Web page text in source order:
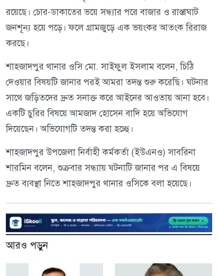
রয়েছে। চোর-ডাকাতের ভয়ে সন্ধ্যার পরে বাজার ও রাস্তাঘাট
জনশূন্য হয়ে পড়ে। ফলে গ্রামজুড়ে এক ভয়ংকর আতংক রিরাজ
করছে।
শাহজাদপুর থানার ওসি মো. সাইফুল ইসলাম বলেন, চিঠি
দেওয়ার বিষয়টি জানার পরই আমরা তদন্ত শুরু করেছি। ঘটনার
সাথে জড়িতদের দ্রুত সনাক্ত করে আইনের আওতায় আনা হবে।
একটি চুরির বিষয়ে আমজাদ হোসেন বাদি হয়ে অভিযোগ
দিয়েছেন। অভিযোগটি তদন্ত করা হচ্ছে।
শাহজাদপুর উপজেলা নির্বাহী কর্মকর্তা (ইউএনও) সাবরিনা
শারমিন বলেন, শুক্রবার সন্ধ্যায় ঘটনাটি জানার পর এ বিষয়ে
দ্রুত ব্যবস্থা নিতে শাহজাদপুর থানার ওসিকে বলা হয়েছে।
আরও পড়ুন